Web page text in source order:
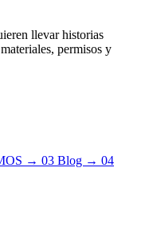
llevar historias
permisos y
→ 03 Blog → 04